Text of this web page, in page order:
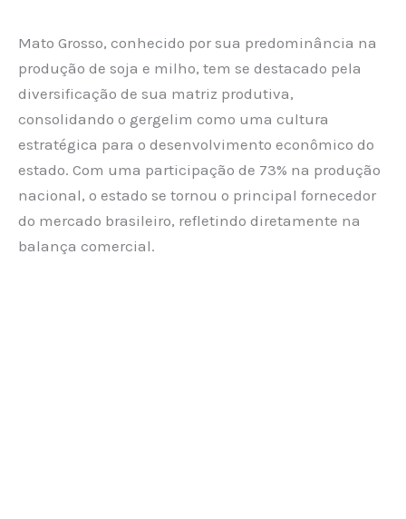
Mato Grosso, conhecido por sua predominância na
produção de soja e milho, tem se destacado pela
diversificação de sua matriz produtiva,
consolidando o gergelim como uma cultura
estratégica para o desenvolvimento econômico do
estado. Com uma participação de 73% na produção
nacional, o estado se tornou o principal fornecedor
do mercado brasileiro, refletindo diretamente na
balança comercial.